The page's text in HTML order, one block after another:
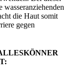
die Haut somit
gegen